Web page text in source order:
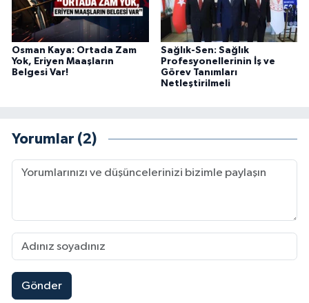
Osman Kaya: Ortada Zam
Yok, Eriyen Maaşların
Belgesi Var!
Sağlık-Sen: Sağlık
Profesyonellerinin İş ve
Görev Tanımları
Netleştirilmeli
Yorumlar (2)
Gönder